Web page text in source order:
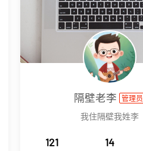
隔壁老李 管理员
我住隔壁我姓李
121 14